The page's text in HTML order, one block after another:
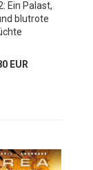
Ein Palast,
blutrote
EUR